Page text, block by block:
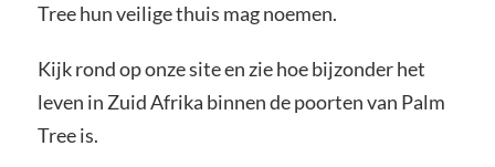
Tree hun veilige thuis mag noemen.
Kijk rond op onze site en zie hoe bijzonder het
leven in Zuid Afrika binnen de poorten van Palm
Tree is.